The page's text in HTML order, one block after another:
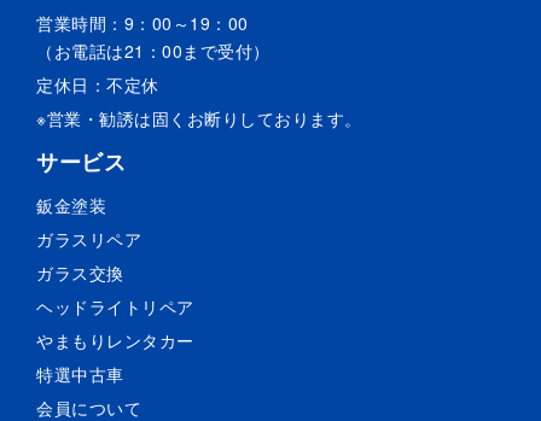
営業時間：9：00～19：00
（お電話は21：00まで受付）
定休日：不定休
※営業・勧誘は固くお断りしております。
サービス
鈑金塗装
ガラスリペア
ガラス交換
ヘッドライトリペア
やまもりレンタカー
特選中古車
会員について